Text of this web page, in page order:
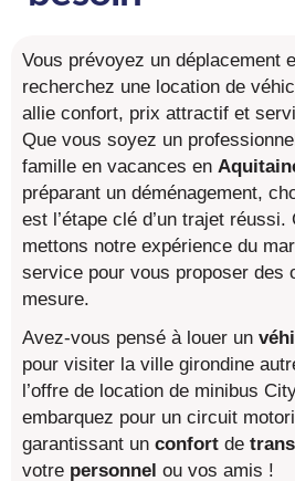
Vous prévoyez un déplacement
recherchez une location de
allie confort, prix attractif et
Que vous soyez un
famille en vacances en
préparant un déménagement,
est l’étape clé d’un trajet
mettons notre expérience du
service pour vous proposer des
mesure.
Avez-vous pensé à louer un
pour visiter la ville girondine
l’offre de location de minibus
embarquez pour un circuit
garantissant un confort de
votre personnel ou vos amis !